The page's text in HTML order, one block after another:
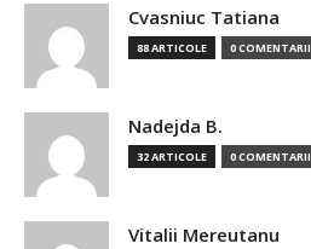
Cvasniuc Tatiana
88 ARTICOLE 0 COMENTARII
Nadejda B.
32 ARTICOLE 0 COMENTARII
Vitalii Mereutanu